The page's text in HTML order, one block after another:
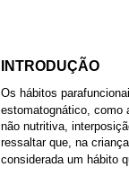
INTRODUÇÃO
Os hábitos
estomatognático, como
não nutritiva,
ressaltar que, na
considerada um hábito